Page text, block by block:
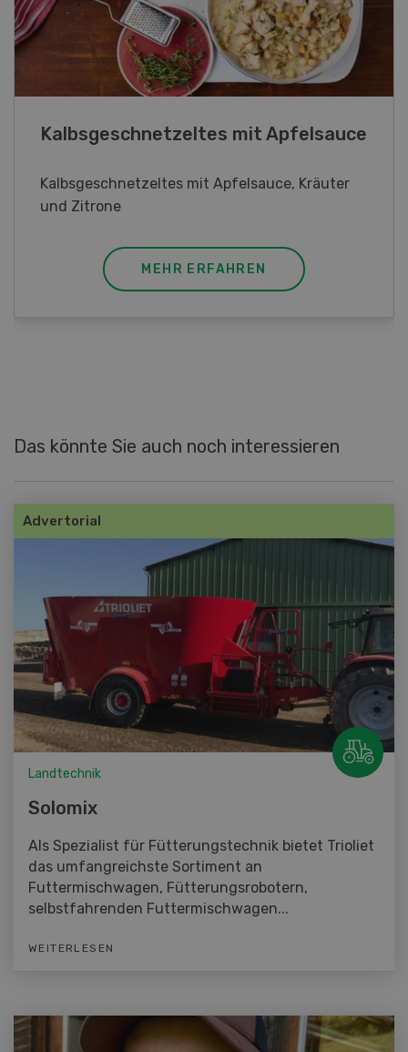
Lupinentätschli
Lupinentätschli mit Lauch, Randen und
Kräuter
MEHR ERFAHREN
Das könnte Sie auch noch interessieren
Advertorial
Landtechnik
Solomix
Als Spezialist für Fütterungstechnik bietet Trioliet
das umfangreichste Sortiment an
Futtermischwagen, Fütterungsrobotern,
selbstfahrenden Futtermischwagen...
WEITERLESEN